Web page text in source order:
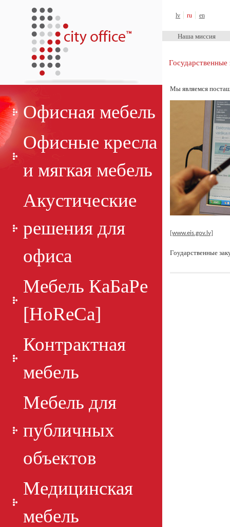
lv ru en
Наша миссия
Государственные
Офисная мебель
Офисные кресла
и мягкая мебель
Акустические
решения для
офиса
Мебель КаБаРе
[HoReCa]
Контрактная
мебель
Мебель для
публичных
объектов
Медицинская
мебель
Мы являемся
[www.eis.gov.lv]
Гоударственные